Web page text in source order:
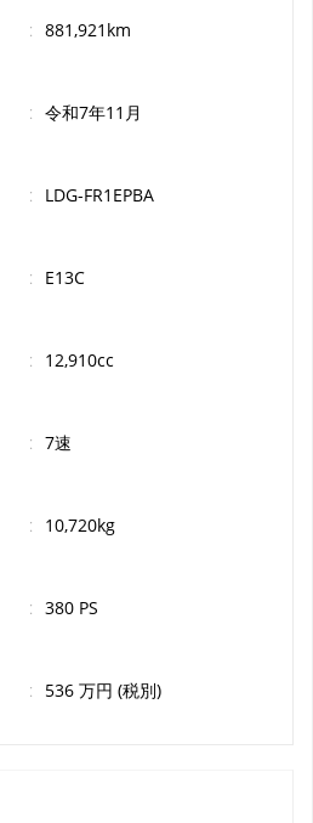
: 881,921km
: 令和7年11月
: LDG-FR1EPBA
: E13C
: 12,910cc
: 7速
: 10,720kg
: 380 PS
: 536 万円 (税別)